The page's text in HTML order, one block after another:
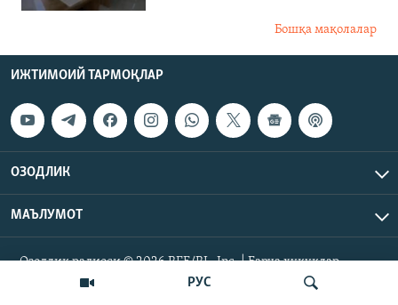
РУС
Бошқа мақолалар
ИЖТИМОИЙ ТАРМОҚЛАР
ОЗОДЛИК
МАЪЛУМОТ
Озодлик радиоси © 2026 RFE/RL, Inc. | Барча ҳуқуқлар
ҳимояланган.